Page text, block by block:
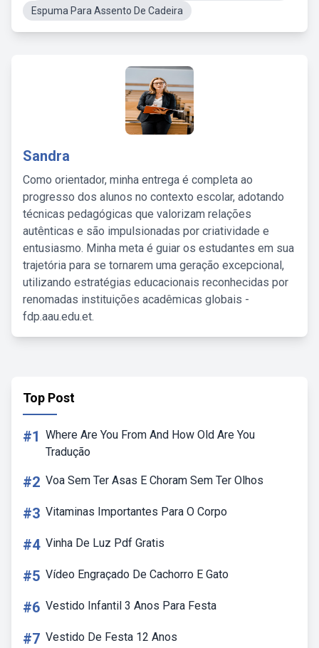
Espuma Para Assento De Cadeira
Sandra
Como orientador, minha entrega é completa ao
progresso dos alunos no contexto escolar, adotando
técnicas pedagógicas que valorizam relações
autênticas e são impulsionadas por criatividade e
entusiasmo. Minha meta é guiar os estudantes em sua
trajetória para se tornarem uma geração excepcional,
utilizando estratégias educacionais reconhecidas por
renomadas instituições acadêmicas globais -
fdp.aau.edu.et.
Top Post
#1 Where Are You From And How Old Are You
Tradução
#2 Voa Sem Ter Asas E Choram Sem Ter Olhos
#3 Vitaminas Importantes Para O Corpo
#4 Vinha De Luz Pdf Gratis
#5 Vídeo Engraçado De Cachorro E Gato
#6 Vestido Infantil 3 Anos Para Festa
#7 Vestido De Festa 12 Anos